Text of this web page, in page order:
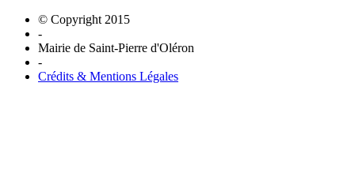
© Copyright 2015
-
Mairie de Saint-Pierre d'Oléron
-
Crédits & Mentions Légales